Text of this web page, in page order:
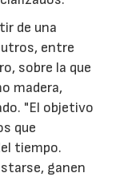
de una
entre
sobre la que
madera,
"El objetivo
que
tiempo.
ganen